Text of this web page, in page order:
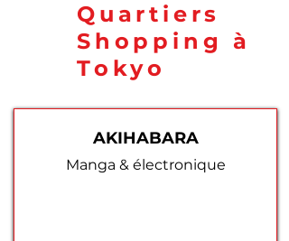
Quartiers
Shopping à
Tokyo
AKIHABARA
Manga & électronique